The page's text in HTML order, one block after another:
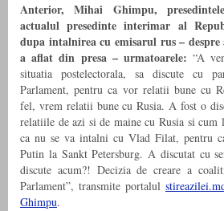
Anterior, Mihai Ghimpu,
actualul presedinte interimar al
dupa intalnirea cu emisarul rus –
a aflat din presa – urmatoarele: “A
situatia postelectorala, sa discute cu
Parlament, pentru ca vor relatii bune cu
fel, vrem relatii bune cu Rusia. A fost o
relatiile de azi si de maine cu Rusia si cum
ca nu se va intalni cu Vlad Filat, pentru
Putin la Sankt Petersburg. A discutat cu
discute acum?! Decizia de creare a
Parlament”, transmite portalul
Ghimpu.